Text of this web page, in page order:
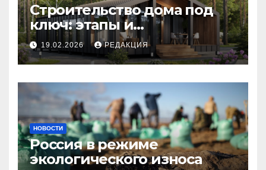
Строительство дома под
ключ: этапы и
планирование бюджета
19.02.2026 РЕДАКЦИЯ
НОВОСТИ
Россия в режиме
экологического износа